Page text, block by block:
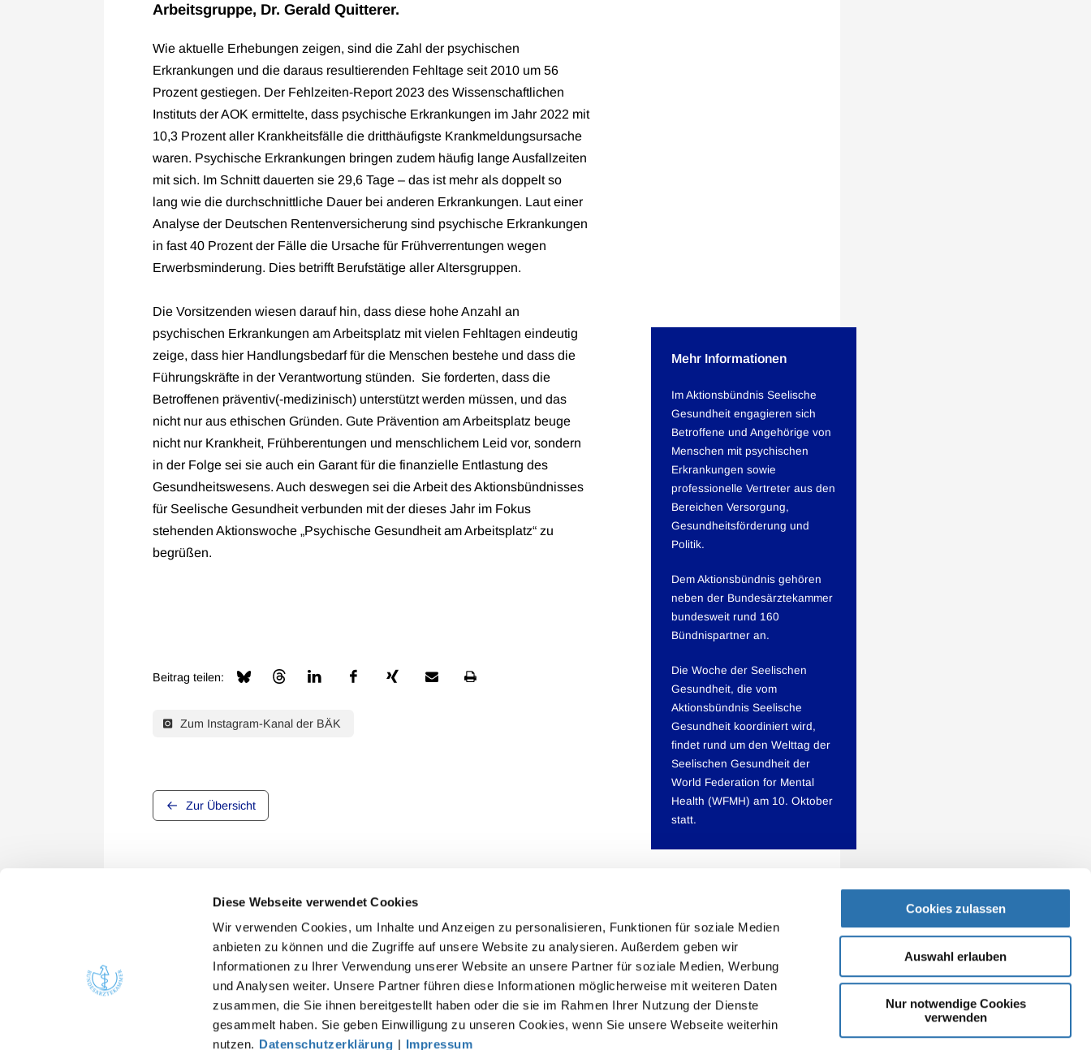
Diese Webseite verwendet Cookies
Wir verwenden Cookies, um Inhalte und Anzeigen zu personalisieren, Funktionen für soziale Medien
anbieten zu können und die Zugriffe auf unsere Website zu analysieren. Außerdem geben wir
Informationen zu Ihrer Verwendung unserer Website an unsere Partner für soziale Medien, Werbung
und Analysen weiter. Unsere Partner führen diese Informationen möglicherweise mit weiteren Daten
zusammen, die Sie ihnen bereitgestellt haben oder die sie im Rahmen Ihrer Nutzung der Dienste
gesammelt haben. Sie geben Einwilligung zu unseren Cookies, wenn Sie unsere Webseite weiterhin
nutzen. Datenschutzerklärung | Impressum
Cookies zulassen
Auswahl erlauben
Nur notwendige Cookies
verwenden
Arbeitsgruppe, Dr. Gerald Quitterer.
Wie aktuelle Erhebungen zeigen, sind die Zahl der psychischen
Erkrankungen und die daraus resultierenden Fehltage seit 2010 um 56
Prozent gestiegen. Der Fehlzeiten-Report 2023 des Wissenschaftlichen
Instituts der AOK ermittelte, dass psychische Erkrankungen im Jahr 2022 mit
10,3 Prozent aller Krankheitsfälle die dritthäufigste Krankmeldungsursache
waren. Psychische Erkrankungen bringen zudem häufig lange Ausfallzeiten
mit sich. Im Schnitt dauerten sie 29,6 Tage – das ist mehr als doppelt so
lang wie die durchschnittliche Dauer bei anderen Erkrankungen. Laut einer
Analyse der Deutschen Rentenversicherung sind psychische Erkrankungen
in fast 40 Prozent der Fälle die Ursache für Frühverrentungen wegen
Erwerbsminderung. Dies betrifft Berufstätige aller Altersgruppen.
Die Vorsitzenden wiesen darauf hin, dass diese hohe Anzahl an
psychischen Erkrankungen am Arbeitsplatz mit vielen Fehltagen eindeutig
zeige, dass hier Handlungsbedarf für die Menschen bestehe und dass die
Führungskräfte in der Verantwortung stünden. Sie forderten, dass die
Betroffenen präventiv(-medizinisch) unterstützt werden müssen, und das
nicht nur aus ethischen Gründen. Gute Prävention am Arbeitsplatz beuge
nicht nur Krankheit, Frühberentungen und menschlichem Leid vor, sondern
in der Folge sei sie auch ein Garant für die finanzielle Entlastung des
Gesundheitswesens. Auch deswegen sei die Arbeit des Aktionsbündnisses
für Seelische Gesundheit verbunden mit der dieses Jahr im Fokus
stehenden Aktionswoche „Psychische Gesundheit am Arbeitsplatz“ zu
begrüßen.
Beitrag teilen:
Zum Instagram-Kanal der BÄK
Zur Übersicht
Mehr Informationen
Im Aktionsbündnis Seelische
Gesundheit engagieren sich
Betroffene und Angehörige von
Menschen mit psychischen
Erkrankungen sowie
professionelle Vertreter aus den
Bereichen Versorgung,
Gesundheitsförderung und
Politik.
Dem Aktionsbündnis gehören
neben der Bundesärztekammer
bundesweit rund 160
Bündnispartner an.
Die Woche der Seelischen
Gesundheit, die vom
Aktionsbündnis Seelische
Gesundheit koordiniert wird,
findet rund um den Welttag der
Seelischen Gesundheit der
World Federation for Mental
Health (WFMH) am 10. Oktober
statt.
Quicklinks
Gesundheitsfachberufe
Kontakt
Bundesärztekammer
Arbeitsgemeinschaft der deutschen Ärztekammern